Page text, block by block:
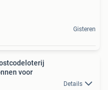
Gisteren
voor
Details